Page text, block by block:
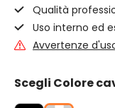
Qualità
Uso interno ed
Avvertenze
Scegli Colore